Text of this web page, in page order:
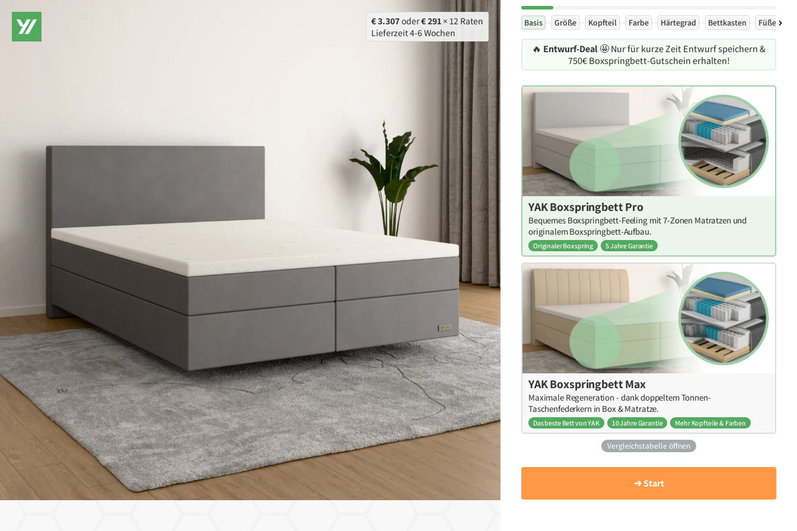
€ 3.307oder€ 291 × 12 Raten
Lieferzeit 4-6 Wochen
Basis Größe Kopfteil Farbe Härtegrad Bettkasten Füße
🔥 Entwurf-Deal🤩 Nur für kurze Zeit Entwurf speichern &
750€ Boxspringbett-Gutschein erhalten!
YAK Boxspringbett Pro
Bequemes Boxspringbett-Feeling mit 7-Zonen Matratzen und
originalem Boxspringbett-Aufbau.
Originaler Boxspring 5 Jahre Garantie
YAK Boxspringbett Max
Maximale Regeneration - dank doppeltem Tonnen-
Taschenfederkern in Box & Matratze.
Das beste Bett von YAK 10 Jahre Garantie Mehr Kopfteile & Farben
Vergleichstabelle öffnen
➔ Start